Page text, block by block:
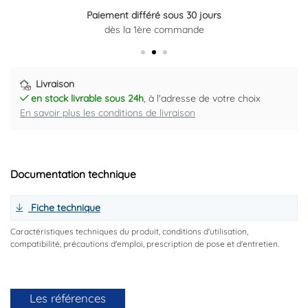
Paiement différé sous 30 jours
dès la 1ère commande
Retour gratuit sous 14 jours
Plus d'informations ici
Livraison
en stock livrable sous 24h, à l'adresse de votre choix
En savoir plus les conditions de livraison
Documentation technique
Fiche technique
Caractéristiques techniques du produit, conditions d'utilisation,
compatibilité, précautions d'emploi, prescription de pose et d'entretien.
Les références